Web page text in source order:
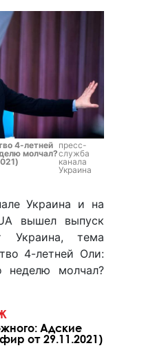
4-летней
молчал?
пресс-
служба
канала
Украина
Украина и на
вышел выпуск
Украина, тема
4-летней Оли:
неделю молчал?
Адские
от 29.11.2021)